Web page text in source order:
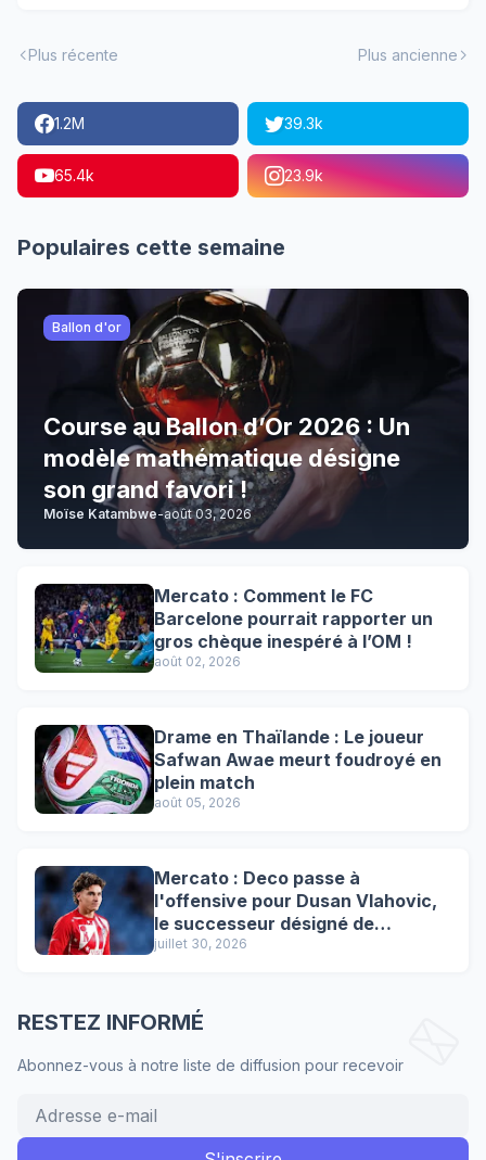
Plus récente Plus ancienne
1.2M 39.3k
65.4k 23.9k
Populaires cette semaine
Ballon d'or
Course au Ballon d’Or 2026 : Un
modèle mathématique désigne
son grand favori !
Moïse Katambwe-août 03, 2026
Mercato : Comment le FC
Barcelone pourrait rapporter un
gros chèque inespéré à l’OM !
août 02, 2026
Drame en Thaïlande : Le joueur
Safwan Awae meurt foudroyé en
plein match
août 05, 2026
Mercato : Deco passe à
l'offensive pour Dusan Vlahovic,
le successeur désigné de
Lewandowski !
juillet 30, 2026
RESTEZ INFORMÉ
Abonnez-vous à notre liste de diffusion pour recevoir